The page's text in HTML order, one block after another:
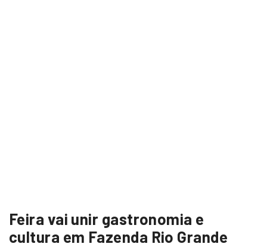
Feira vai unir gastronomia e
cultura em Fazenda Rio Grande